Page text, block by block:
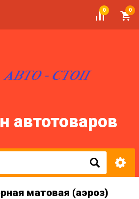
0 0
автотоваров
матовая (аэроз)